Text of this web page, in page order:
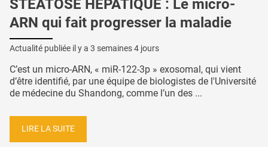
STÉATOSE HÉPATIQUE : Le micro-
ARN qui fait progresser la maladie
Actualité publiée il y a 3 semaines 4 jours
C’est un micro-ARN, « miR-122-3p » exosomal, qui vient
d’être identifié, par une équipe de biologistes de l'Université
de médecine du Shandong, comme l’un des ...
LIRE LA SUITE